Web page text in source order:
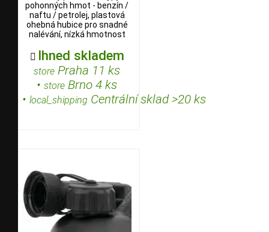
pohonných hmot - benzín /
naftu / petrolej, plastová
ohebná hubice pro snadné
nalévání, nízká hmotnost
 Ihned skladem
store Praha 11 ks
• store Brno 4 ks
• local_shipping Centrální sklad >20 ks